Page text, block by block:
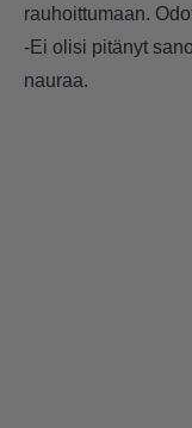
rauhoittumaan.
-Ei olisi pitänyt
nauraa.